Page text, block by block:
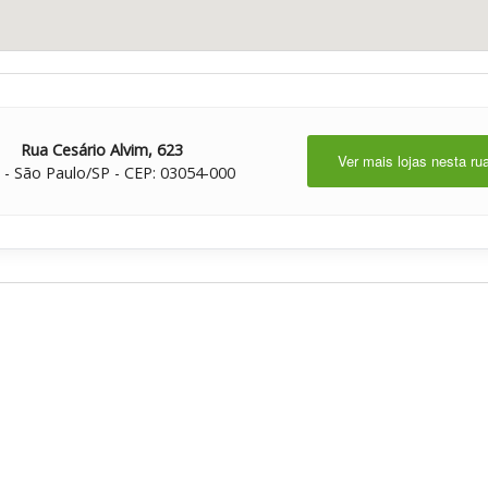
Rua Cesário Alvim, 623
São Paulo/SP - CEP: 03054-000
Ver mais lojas nesta